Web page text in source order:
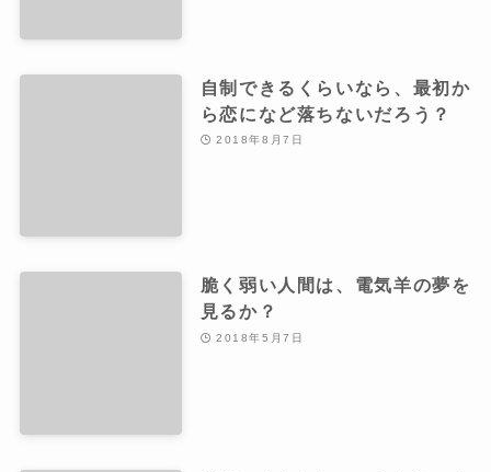
自制できるくらいなら、最初か
ら恋になど落ちないだろう？
2018年8月7日
脆く弱い人間は、電気羊の夢を
見るか？
2018年5月7日